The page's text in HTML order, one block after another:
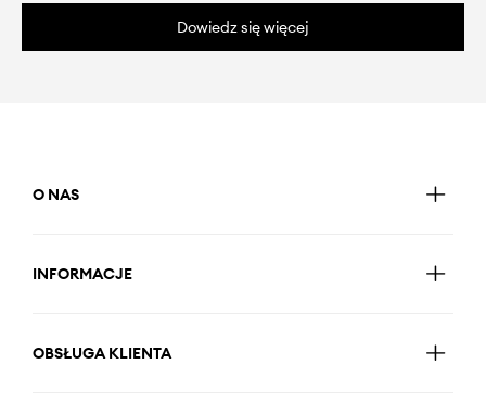
Dowiedz się więcej
O NAS
INFORMACJE
OBSŁUGA KLIENTA